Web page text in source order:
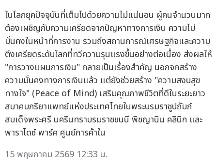
ในโลกยุคปัจจุบันที่เต็มไปด้วยความไม่แน่นอน ผู้คนจำนวนมาก
ต้องเผชิญกับความเครียดจากปัญหาทางการเงิน ความไม่
มั่นคงในหน้าที่การงาน รวมถึงสถานการณ์เศรษฐกิจและความ
ตึงเครียดระดับโลกที่ทวีความรุนแรงขึ้นอย่างต่อเนื่อง ส่งผลให้
"การวางแผนการเงิน" กลายเป็นเรื่องสำคัญ นอกจกสร้าง
ความมั่นคงทางการเงินแล้ว แต่ยังช่วยสร้าง "ความสงบสุข
ทางใจ" (Peace of Mind) เสริมคุณภาพชีวิตที่ดีในระยะยาว
สมาคมภริยาแพทย์แห่งประเทศไทยในพระบรมราชูปถัมภ์
สมเด็จพระศรี นครินทราบรมราชชนนี พิชญานิน คลินิก และ
พาราไดซ์ พาร์ค ศูนย์การค้าใน
15 พฤษภาคม 2569 12:33 น.